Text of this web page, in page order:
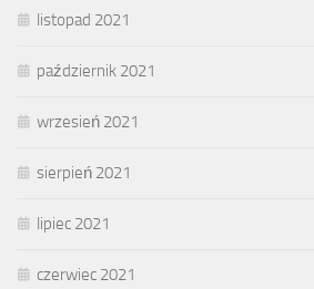
listopad 2021
październik 2021
wrzesień 2021
sierpień 2021
lipiec 2021
czerwiec 2021